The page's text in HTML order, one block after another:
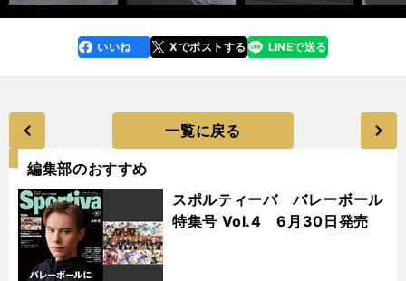
faceboo
k
いいね Xでポストする
line LINEで送る
一覧に戻る
編集部のおすすめ
スポルティーバ バレーボール
特集号 Vol.4 6月30日発売